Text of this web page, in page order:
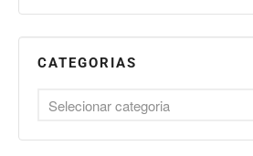
CATEGORIAS